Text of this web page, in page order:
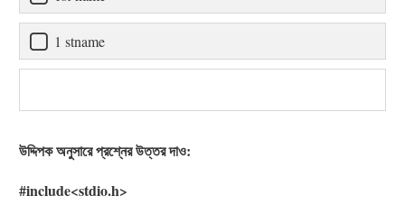
1 stname
উদ্দিপক অনুসারে প্রশ্নের উত্তর দাও:
#include<stdio.h>